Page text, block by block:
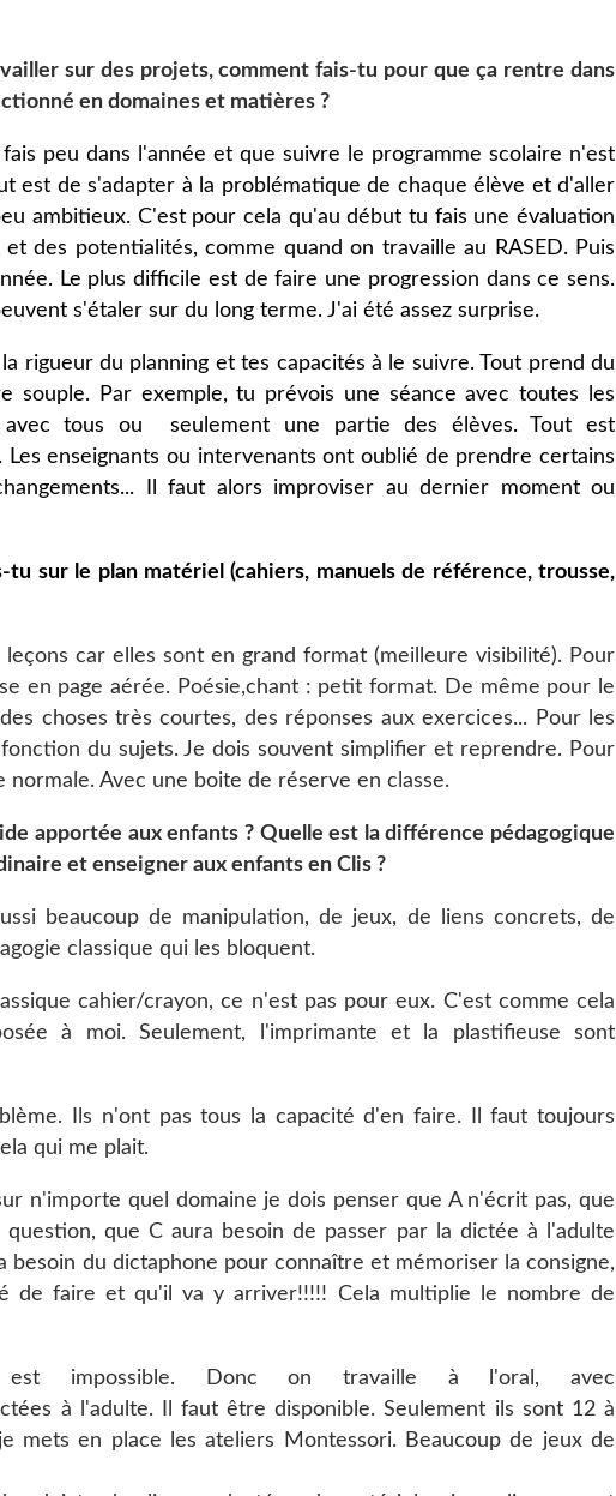
sur des projets, comment fais-tu pour que ça rentre dans
en domaines et matières ?
peu dans l'année et que suivre le programme scolaire n'est
est de s'adapter à la problématique de chaque élève et d'aller
ambitieux. C'est pour cela qu'au début tu fais une évaluation
des potentialités, comme quand on travaille au RASED. Puis
Le plus difficile est de faire une progression dans ce sens.
s'étaler sur du long terme. J'ai été assez surprise.
rigueur du planning et tes capacités à le suivre. Tout prend du
souple. Par exemple, tu prévois une séance avec toutes les
avec tous ou seulement une partie des élèves. Tout est
enseignants ou intervenants ont oublié de prendre certains
Il faut alors improviser au dernier moment ou
sur le plan matériel (cahiers, manuels de référence, trousse,
car elles sont en grand format (meilleure visibilité). Pour
en page aérée. Poésie,chant : petit format. De même pour le
choses très courtes, des réponses aux exercices... Pour les
du sujets. Je dois souvent simplifier et reprendre. Pour
normale. Avec une boite de réserve en classe.
apportée aux enfants ? Quelle est la différence pédagogique
et enseigner aux enfants en Clis ?
beaucoup de manipulation, de jeux, de liens concrets, de
classique qui les bloquent.
cahier/crayon, ce n'est pas pour eux. C'est comme cela
à moi. Seulement, l'imprimante et la plastifieuse sont
Ils n'ont pas tous la capacité d'en faire. Il faut toujours
qui me plait.
n'importe quel domaine je dois penser que A n'écrit pas, que
que C aura besoin de passer par la dictée à l'adulte
besoin du dictaphone pour connaître et mémoriser la consigne,
de faire et qu'il va y arriver!!!!! Cela multiplie le nombre de
est impossible. Donc on travaille à l'oral, avec
à l'adulte. Il faut être disponible. Seulement ils sont 12 à
mets en place les ateliers Montessori. Beaucoup de jeux de